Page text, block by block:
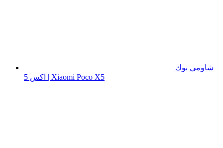
شاومي بوك
اكس 5 | Xiaomi Poco X5